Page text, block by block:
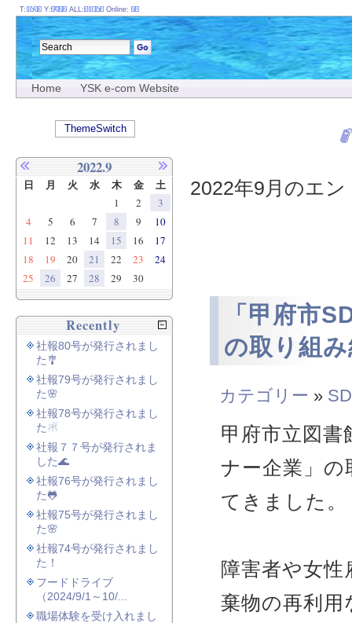
Home YSK e-com Website
2022年9月のエ
「甲府市
の取り組
カテゴリー »
甲府市立図書
ナー企業」
てきました。
障害者や女
棄物の再利
T: Y: ALL: Online:
ThemeSwitch
2022.9
日 月 火 水 木 金 土
1 2
3
4
5 6 7 8 9
10
11
12 13 14 15 16
17
18
19 20 21 22 23
24
25
26 27 28 29 30
Recently
社報80号が発行されまし
た🎐
社報79号が発行されまし
た🌸
社報78号が発行されまし
た☃
社報７７号が発行されま
した🌊
社報76号が発行されまし
た🐸
社報75号が発行されまし
た🌸
社報74号が発行されまし
た！
フードドライブ
（2024/9/1～10/...
職場体験を受け入れまし